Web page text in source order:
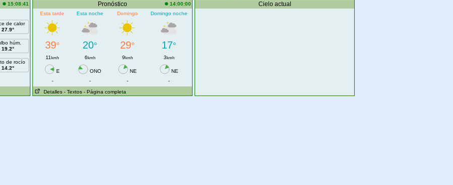
15:08:41
de calor
27.9°
húm.
19.2°
de rocío
14.2°
Pronóstico
14:00:00
Esta tarde
Esta noche Domingo Domingo noche
39° 20° 29° 17°
11 kmh 6kmh 9kmh 3kmh
E ONO NE
NE
-
- -
-
Detalles - Textos - Página completa
Cielo actual